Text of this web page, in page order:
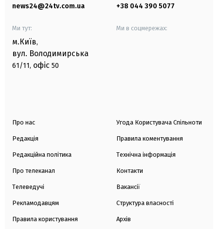
news24@24tv.com.ua +38 044 390 5077
Ми тут:
м.Київ,
вул. Володимирська
61/11, офіс 50
Ми в соцмережах:
Про нас
Редакція
Редакційна політика
Про телеканал
Телеведучі
Рекламодавцям
Правила користування
Угода Користувача Спільноти
Правила коментування
Технічна інформація
Контакти
Вакансії
Структура власності
Архів